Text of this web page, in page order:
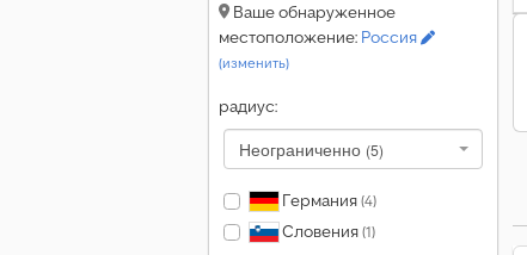
Ваше обнаруженное
местоположение: Россия
(изменить)
радиус:
Неограниченно (5)
Германия(4)
Словения(1)